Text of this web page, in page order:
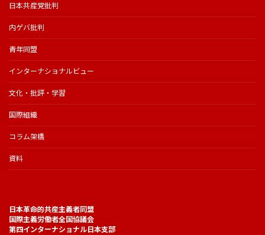
日本共産党批判
内ゲバ批判
青年同盟
インターナショナルビュー
文化・批評・学習
国際組織
コラム架橋
資料
日本革命的共産主義者同盟
国際主義労働者全国協議会
第四インターナショナル日本支部